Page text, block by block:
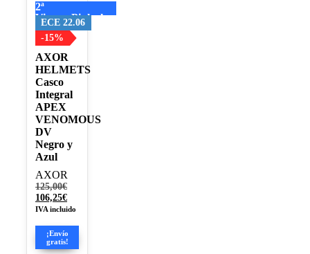
2ª
Visera+Pinlock
ECE 22.06
-15%
AXOR
HELMETS
Casco
Integral
APEX
VENOMOUS
DV
Negro y
Azul
AXOR
125,00€El
precio
original
125,00€.
106,25€El
precio
es:
106,25€.
IVA incluido
¡Envío
gratis!
en
la
página
de
producto